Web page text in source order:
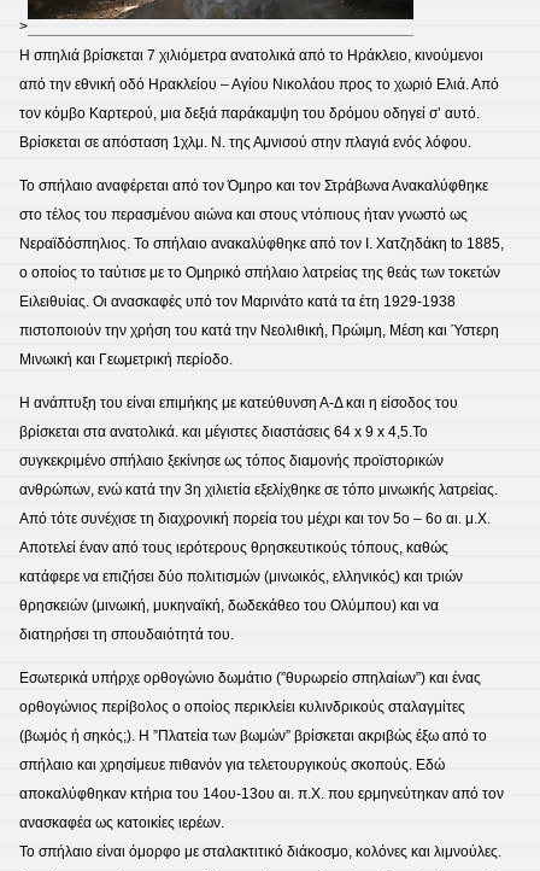
>
Η σπηλιά βρίσκεται 7 χιλιόμετρα ανατολικά από το Ηράκλειο, κινούμενοι
από την εθνική οδό Ηρακλείου – Αγίου Νικολάου προς το χωριό Ελιά. Από
τον κόμβο Καρτερού, μια δεξιά παράκαμψη του δρόμου οδηγεί σ’ αυτό.
Βρίσκεται σε απόσταση 1χλμ. Ν. της Αμνισού στην πλαγιά ενός λόφου.
Το σπήλαιο αναφέρεται από τον Όμηρο και τον Στράβωνα Ανακαλύφθηκε
στο τέλος του περασμένου αιώνα και στους ντόπιους ήταν γνωστό ως
Νεραϊδόσπηλιος. Το σπήλαιο ανακαλύφθηκε από τον Ι. Χατζηδάκη to 1885,
ο οποίος το ταύτισε με το Ομηρικό σπήλαιο λατρείας της θεάς των τοκετών
Ειλειθυίας. Οι ανασκαφές υπό τον Μαρινάτο κατά τα έτη 1929-1938
πιστοποιούν την χρήση του κατά την Νεολιθική, Πρώιμη, Μέση και Ύστερη
Μινωική και Γεωμετρική περίοδο.
Η ανάπτυξη του είναι επιμήκης με κατεύθυνση Α-Δ και η είσοδος του
βρίσκεται στα ανατολικά. και μέγιστες διαστάσεις 64 x 9 x 4,5.Το
συγκεκριμένο σπήλαιο ξεκίνησε ως τόπος διαμονής προϊστορικών
ανθρώπων, ενώ κατά την 3η χιλιετία εξελίχθηκε σε τόπο μινωικής λατρείας.
Από τότε συνέχισε τη διαχρονική πορεία του μέχρι και τον 5ο – 6ο αι. μ.Χ.
Αποτελεί έναν από τους ιερότερους θρησκευτικούς τόπους, καθώς
κατάφερε να επιζήσει δύο πολιτισμών (μινωικός, ελληνικός) και τριών
θρησκειών (μινωική, μυκηναϊκή, δωδεκάθεο του Ολύμπου) και να
διατηρήσει τη σπουδαιότητά του.
Eσωτερικά υπήρχε ορθογώνιο δωμάτιο (”θυρωρείο σπηλαίων”) και ένας
ορθογώνιος περίβολος ο οποίος περικλείει κυλινδρικούς σταλαγμίτες
(βωμός ή σηκός;). Η ”Πλατεία των βωμών” βρίσκεται ακριβώς έξω από το
σπήλαιο και χρησίμευε πιθανόν για τελετουργικούς σκοπούς. Εδώ
αποκαλύφθηκαν κτήρια του 14ου-13ου αι. π.X. που ερμηνεύτηκαν από τον
ανασκαφέα ως κατοικίες ιερέων.
Το σπήλαιο είναι όμορφο με σταλακτιτικό διάκοσμο, κολόνες και λιμνούλες.